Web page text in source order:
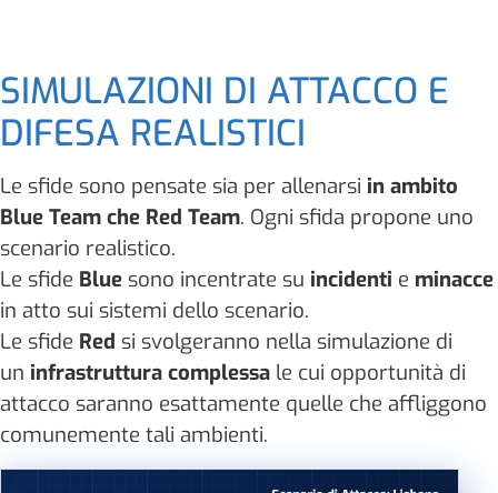
SIMULAZIONI DI ATTACCO E
DIFESA REALISTICI
Le sfide sono pensate sia per allenarsi in ambito
Blue Team che Red Team. Ogni sfida propone uno
scenario realistico.
Le sfide Blue sono incentrate su incidenti e minacce
in atto sui sistemi dello scenario.
Le sfide Red si svolgeranno nella simulazione di
un infrastruttura complessa le cui opportunità di
attacco saranno esattamente quelle che affliggono
comunemente tali ambienti.